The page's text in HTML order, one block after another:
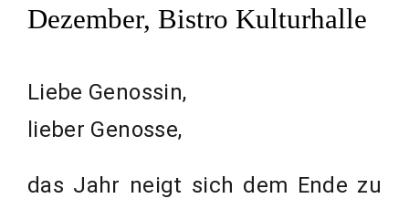
Dezember, Bistro Kulturhalle
Liebe Genossin,
lieber Genosse,
das Jahr neigt sich dem Ende zu